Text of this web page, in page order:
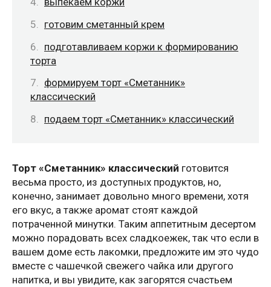
готовим сметанный крем
подготавливаем коржи к формированию
торта
формируем торт «Сметанник»
классический
подаем торт «Сметанник» классический
Торт «Сметанник» классический готовится
весьма просто, из доступных продуктов, но,
конечно, занимает довольно много времени, хотя
его вкус, а также аромат стоят каждой
потраченной минутки. Таким аппетитным десертом
можно порадовать всех сладкоежек, так что если в
вашем доме есть лакомки, предложите им это чудо
вместе с чашечкой свежего чайка или другого
напитка, и вы увидите, как загорятся счастьем